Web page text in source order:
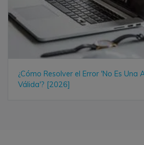
¿Cómo Resolver el Error 'No Es Una
Válida'? [2026]